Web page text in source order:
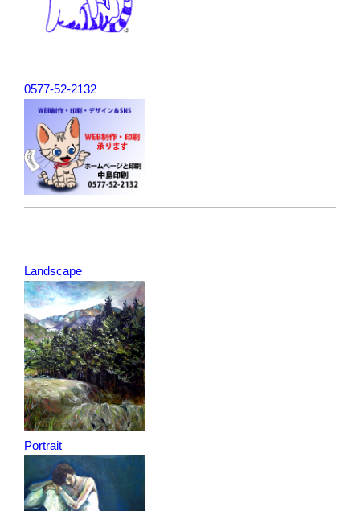
0577-52-2132
Landscape
Portrait